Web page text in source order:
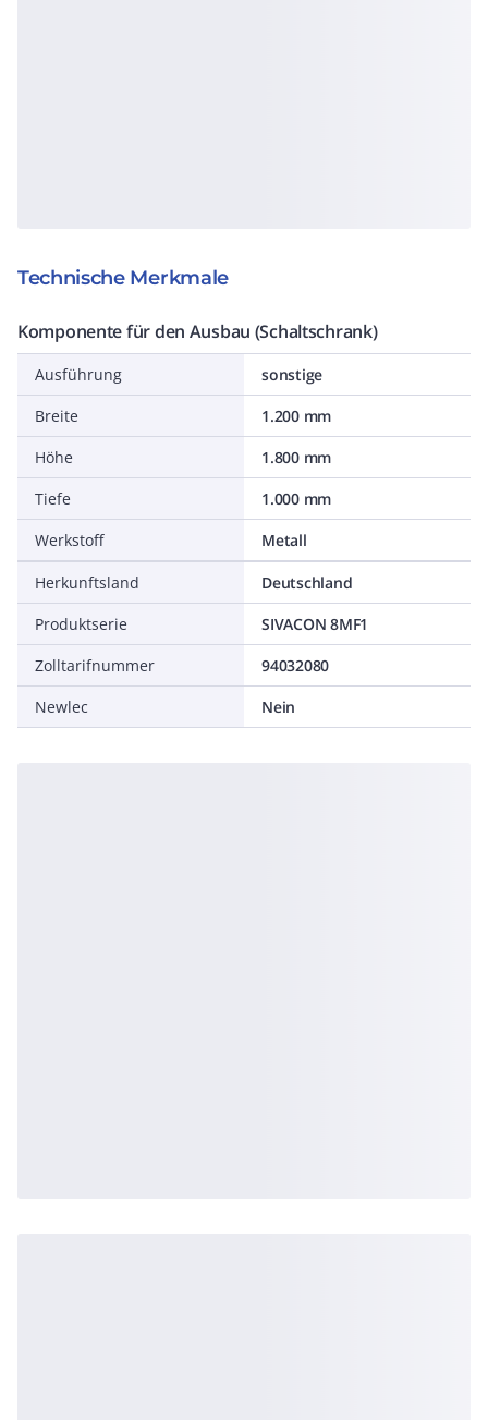
Technische Merkmale
Komponente für den Ausbau (Schaltschrank)
Ausführung
sonstige
Breite
1.200 mm
Höhe
1.800 mm
Tiefe
1.000 mm
Werkstoff
Metall
Herkunftsland
Deutschland
Produktserie
SIVACON 8MF1
Zolltarifnummer
94032080
Newlec
Nein